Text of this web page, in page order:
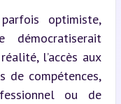
optimiste,
l’accès aux
de compétences,
ou de